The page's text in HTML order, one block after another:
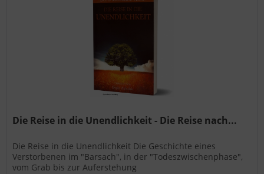
Die Reise in die Unendlichkeit - Die Reise nach...
Die Reise in die Unendlichkeit Die Geschichte eines
Verstorbenen im "Barsach", in der "Todeszwischenphase",
vom Grab bis zur Auferstehung